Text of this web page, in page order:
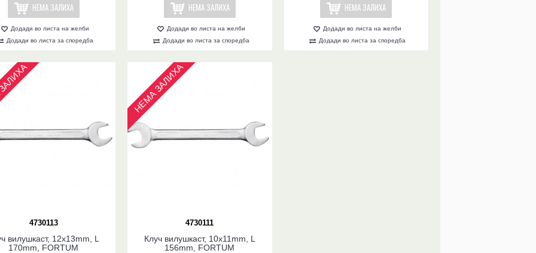
НЕМА ЗАЛИХА
Додади во листа на желби
Додади во листа за споредба
НЕМА ЗАЛИХА
Додади во листа на желби
Додади во листа за споредба
НЕМА ЗАЛИХА
Додади во листа на желби
Додади во листа за споредба
4730113
вилушкаст, 12x13mm, L
170mm, FORTUM
4730111
НЕМА ЗАЛИХА
Клуч вилушкаст, 10x11mm, L
156mm, FORTUM